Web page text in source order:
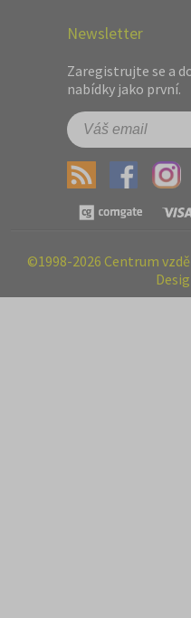
Newsletter
Zaregistrujte se a
nabídky jako první.
©1998-2026 Centrum